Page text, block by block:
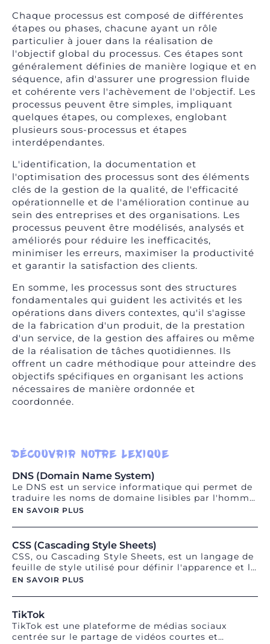
Chaque processus est composé de différentes
étapes ou phases, chacune ayant un rôle
particulier à jouer dans la réalisation de
l'objectif global du processus. Ces étapes sont
généralement définies de manière logique et en
séquence, afin d'assurer une progression fluide
et cohérente vers l'achèvement de l'objectif. Les
processus peuvent être simples, impliquant
quelques étapes, ou complexes, englobant
plusieurs sous-processus et étapes
interdépendantes.
L'identification, la documentation et
l'optimisation des processus sont des éléments
clés de la gestion de la qualité, de l'efficacité
opérationnelle et de l'amélioration continue au
sein des entreprises et des organisations. Les
processus peuvent être modélisés, analysés et
améliorés pour réduire les inefficacités,
minimiser les erreurs, maximiser la productivité
et garantir la satisfaction des clients.
En somme, les processus sont des structures
fondamentales qui guident les activités et les
opérations dans divers contextes, qu'il s'agisse
de la fabrication d'un produit, de la prestation
d'un service, de la gestion des affaires ou même
de la réalisation de tâches quotidiennes. Ils
offrent un cadre méthodique pour atteindre des
objectifs spécifiques en organisant les actions
nécessaires de manière ordonnée et
coordonnée.
DÉCOUVRIR NOTRE LEXIQUE
DNS (Domain Name System)
Le DNS est un service informatique qui permet de
traduire les noms de domaine lisibles par l'homme
en adresses IP lisibles par les machines.
EN SAVOIR PLUS
CSS (Cascading Style Sheets)
CSS, ou Cascading Style Sheets, est un langage de
feuille de style utilisé pour définir l'apparence et la
mise en forme des éléments d'une page web écrite
polices, les marges, les positions, les arrière-plans
et d'autres aspects de la présentation visuelle d'un
site web. En utilisant des règles CSS, les
développeurs peuvent créer des designs cohérents
EN SAVOIR PLUS
TikTok
TikTok est une plateforme de médias sociaux
centrée sur le partage de vidéos courtes et